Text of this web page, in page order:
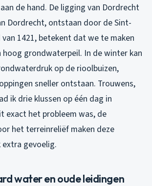
de hand. De ligging van Dordrecht
Dordrecht, ontstaan door de Sint-
1421, betekent dat we te maken
hoog grondwaterpeil. In de winter kan
op de rioolbuizen,
sneller ontstaan. Trouwens,
ik drie klussen op één dag in
exact het probleem was, de
het terreinreliëf maken deze
gevoelig.
water en oude leidingen